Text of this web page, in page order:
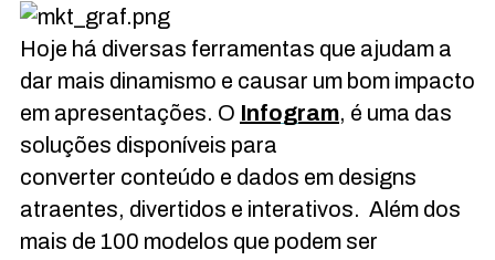
Hoje há diversas ferramentas que ajudam a
dar mais dinamismo e causar um bom impacto
em apresentações. O Infogram, é uma das
soluções disponíveis para
converter conteúdo e dados em designs
atraentes, divertidos e interativos. Além dos
mais de 100 modelos que podem ser